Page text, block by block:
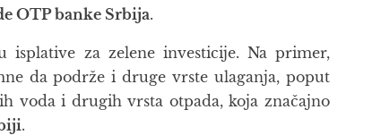
OTP banke Srbija.
isplative za zelene investicije. Na primer,
da podrže i druge vrste ulaganja, poput
voda i drugih vrsta otpada, koja značajno
.